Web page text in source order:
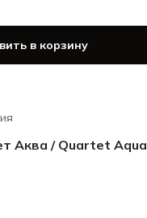
в корзину
Аква / Quartet Aqua